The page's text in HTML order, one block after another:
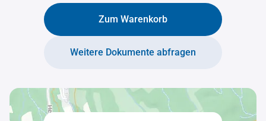
Zum Warenkorb
Weitere Dokumente abfragen